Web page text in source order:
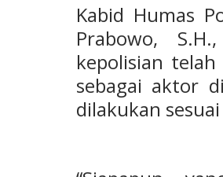
Kabid Humas
Prabowo,
kepolisian
sebagai aktor
dilakukan